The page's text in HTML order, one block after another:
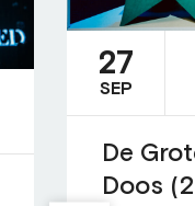
27
SEP
De
Doos